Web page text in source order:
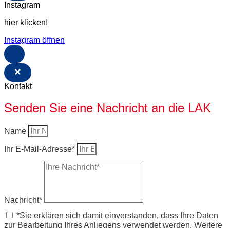
Instagram
hier klicken!
Instagram öffnen
×
Kontakt
Senden Sie eine Nachricht an die LAK
Name
Ihr E-Mail-Adresse*
Nachricht*
*Sie erklären sich damit einverstanden, dass Ihre Daten
zur Bearbeitung Ihres Anliegens verwendet werden. Weitere